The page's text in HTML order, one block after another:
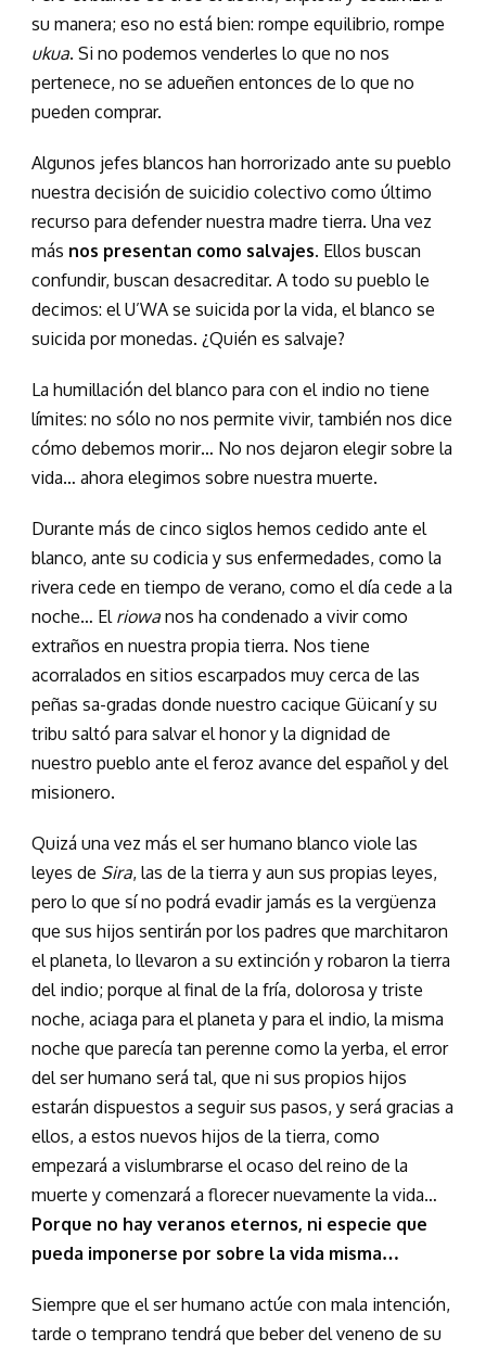
su manera; eso no está bien: rompe equilibrio, rompe
ukua. Si no podemos venderles lo que no nos
pertenece, no se adueñen entonces de lo que no
pueden comprar.
Algunos jefes blancos han horrorizado ante su pueblo
nuestra decisión de suicidio colectivo como último
recurso para defender nuestra madre tierra. Una vez
más nos presentan como salvajes. Ellos buscan
confundir, buscan desacreditar. A todo su pueblo le
decimos: el U’WA se suicida por la vida, el blanco se
suicida por monedas. ¿Quién es salvaje?
La humillación del blanco para con el indio no tiene
límites: no sólo no nos permite vivir, también nos dice
cómo debemos morir… No nos dejaron elegir sobre la
vida… ahora elegimos sobre nuestra muerte.
Durante más de cinco siglos hemos cedido ante el
blanco, ante su codicia y sus enfermedades, como la
rivera cede en tiempo de verano, como el día cede a la
noche… El riowa nos ha condenado a vivir como
extraños en nuestra propia tierra. Nos tiene
acorralados en sitios escarpados muy cerca de las
peñas sa-gradas donde nuestro cacique Güicaní y su
tribu saltó para salvar el honor y la dignidad de
nuestro pueblo ante el feroz avance del español y del
misionero.
Quizá una vez más el ser humano blanco viole las
leyes de Sira, las de la tierra y aun sus propias leyes,
pero lo que sí no podrá evadir jamás es la vergüenza
que sus hijos sentirán por los padres que marchitaron
el planeta, lo llevaron a su extinción y robaron la tierra
del indio; porque al final de la fría, dolorosa y triste
noche, aciaga para el planeta y para el indio, la misma
noche que parecía tan perenne como la yerba, el error
del ser humano será tal, que ni sus propios hijos
estarán dispuestos a seguir sus pasos, y será gracias a
ellos, a estos nuevos hijos de la tierra, como
empezará a vislumbrarse el ocaso del reino de la
muerte y comenzará a florecer nuevamente la vida…
Porque no hay veranos eternos, ni especie que
pueda imponerse por sobre la vida misma…
Siempre que el ser humano actúe con mala intención,
tarde o temprano tendrá que beber del veneno de su